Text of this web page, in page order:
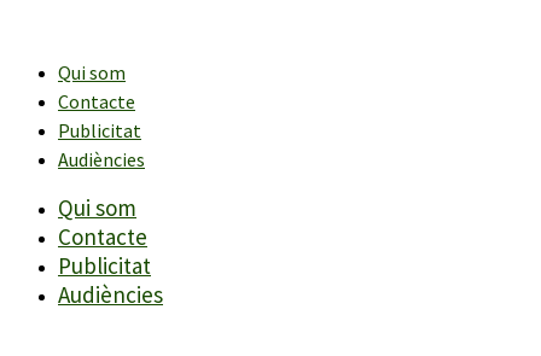
contingutQui som
Contacte
Publicitat
Audiències
Qui som
Contacte
Publicitat
Audiències